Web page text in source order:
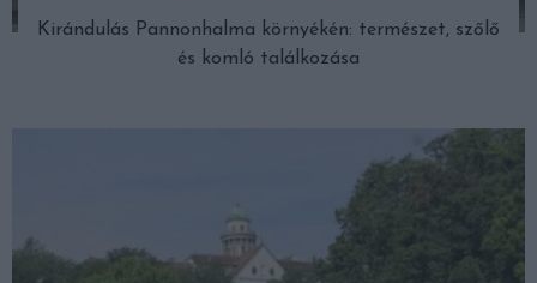
Kirándulás Pannonhalma környékén: természet, szőlő
és komló találkozása